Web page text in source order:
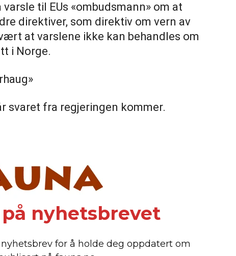
til EUs «ombudsmann» om at
direktiver, som direktiv om vern av
at varslene ikke kan behandles om
i Norge.
svaret fra regjeringen kommer.
nyhetsbrevet
for å holde deg oppdatert om